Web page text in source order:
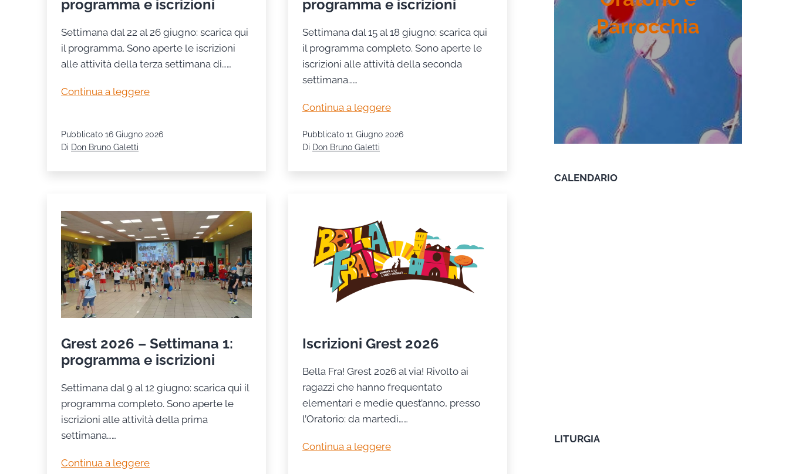
programma e iscrizioni
Settimana dal 22 al 26 giugno: scarica qui
il programma. Sono aperte le iscrizioni
alle attività della terza settimana di……
Continua a leggereGrest
Settimana
programma
Pubblicato 16 Giugno 2026
Di Don Bruno Galetti
programma e iscrizioni
Settimana dal 15 al 18 giugno: scarica qui
il programma completo. Sono aperte le
iscrizioni alle attività della seconda
settimana……
Continua a leggereGrest
–
2:
Pubblicato 11 Giugno 2026
Di Don Bruno Galetti
Grest 2026 – Settimana 1:
programma e iscrizioni
Settimana dal 9 al 12 giugno: scarica qui il
programma completo. Sono aperte le
iscrizioni alle attività della prima
settimana……
Continua a leggereGrest
Iscrizioni Grest 2026
Bella Fra! Grest 2026 al via! Rivolto ai
ragazzi che hanno frequentato
elementari e medie quest’anno, presso
l’Oratorio: da martedì……
Continua a leggereIscrizioni
Parrocchia
CALENDARIO
LITURGIA